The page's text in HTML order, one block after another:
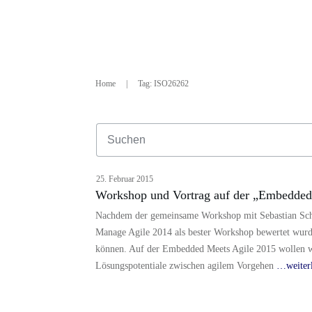
Home Tag: ISO26262
25. Februar 2015
Workshop und Vortrag auf der
Nachdem der gemeinsame Workshop mit Sebastian
Manage Agile 2014 als bester Workshop bewertet
können. Auf der Embedded Meets Agile 2015 wollen
Lösungspotentiale zwischen agilem Vorgehen